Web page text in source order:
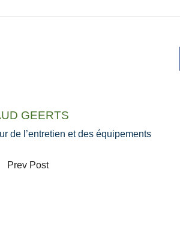
GEERTS
de l’entretien et des équipements
Prev Post